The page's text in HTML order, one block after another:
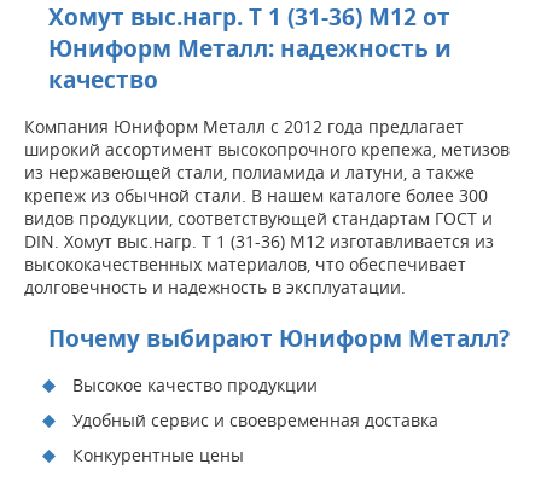
Хомут выс.нагр. Т 1 (31-36) М12 от
Юниформ Металл: надежность и
качество
Компания Юниформ Металл с 2012 года предлагает
широкий ассортимент высокопрочного крепежа, метизов
из нержавеющей стали, полиамида и латуни, а также
крепеж из обычной стали. В нашем каталоге более 300
видов продукции, соответствующей стандартам ГОСТ и
DIN. Хомут выс.нагр. Т 1 (31-36) М12 изготавливается из
высококачественных материалов, что обеспечивает
долговечность и надежность в эксплуатации.
Почему выбирают Юниформ Металл?
Высокое качество продукции
Удобный сервис и своевременная доставка
Конкурентные цены